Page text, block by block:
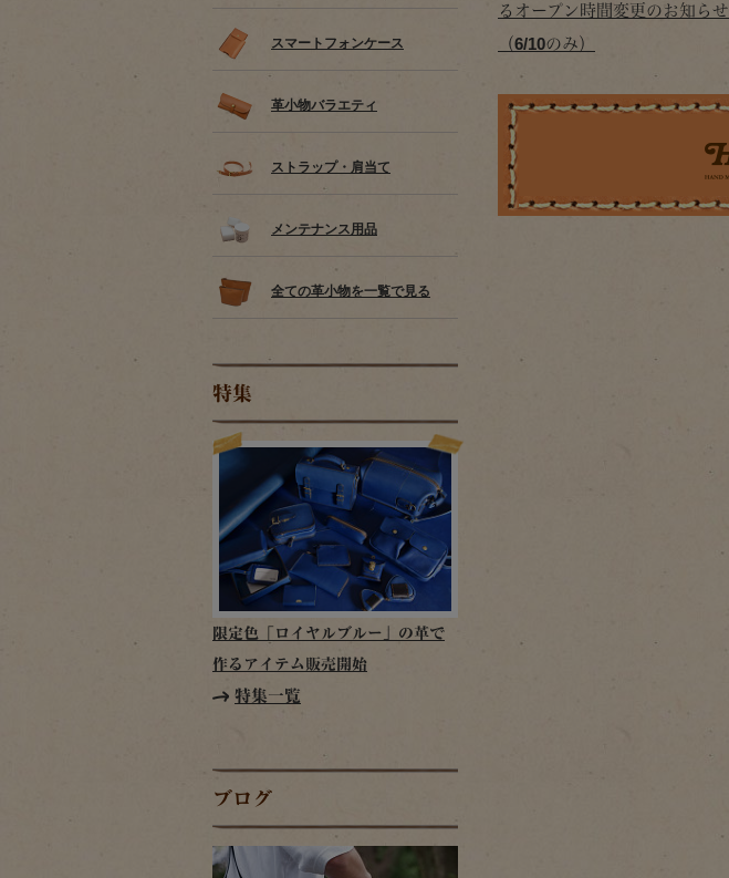
スマートフォンケース
革小物バラエティ
ストラップ・肩当て
メンテナンス用品
全ての革小物を一覧で見る
特集
限定色「ロイヤルブルー」の革で
作るアイテム販売開始
特集一覧
ブログ
るオープン時間変更のお知らせ
（6/10のみ）